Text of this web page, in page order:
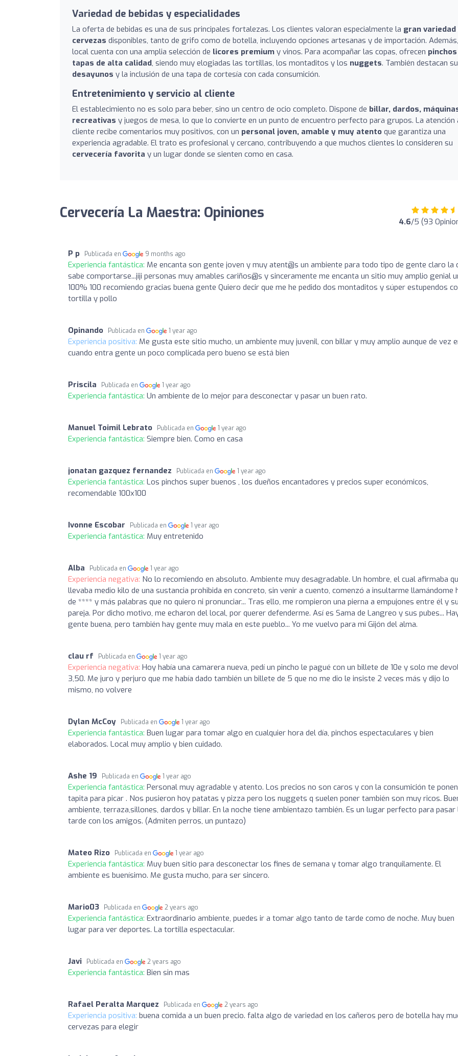
Variedad de bebidas y especialidades
La oferta de bebidas es una de sus principales fortalezas. Los clientes valoran especialmente la gran variedad
cervezas disponibles, tanto de grifo como de botella, incluyendo opciones artesanas y de importación.
local cuenta con una amplia selección de licores premium y vinos. Para acompañar las copas, ofrecen
tapas de alta calidad, siendo muy elogiadas las tortillas, los montaditos y los nuggets. También destacan
desayunos y la inclusión de una tapa de cortesía con cada consumición.
Entretenimiento y servicio al cliente
El establecimiento no es solo para beber, sino un centro de ocio completo. Dispone de billar, dardos,
recreativas y juegos de mesa, lo que lo convierte en un punto de encuentro perfecto para grupos. La atención
cliente recibe comentarios muy positivos, con un personal joven, amable y muy atento que garantiza una
experiencia agradable. El trato es profesional y cercano, contribuyendo a que muchos clientes lo consideren su
cervecería favorita y un lugar donde se sienten como en casa.
Cervecería La Maestra: Opiniones 4.6/5 (93
P p Publicada en 9 months ago
Experiencia fantástica: Me encanta son gente joven y muy atent@s un ambiente para todo tipo de gente claro la
sabe comportarse...jiji personas muy amables cariños@s y sinceramente me encanta un sitio muy amplio genial
100% 100 recomiendo gracias buena gente Quiero decir que me he pedido dos montaditos y súper estupendos
tortilla y pollo
Opinando Publicada en 1 year ago
Experiencia positiva: Me gusta este sitio mucho, un ambiente muy juvenil, con billar y muy amplio aunque de vez
cuando entra gente un poco complicada pero bueno se está bien
Priscila Publicada en 1 year ago
Experiencia fantástica: Un ambiente de lo mejor para desconectar y pasar un buen rato.
Manuel Toimil Lebrato Publicada en 1 year ago
Experiencia fantástica: Siempre bien. Como en casa
jonatan gazquez fernandez Publicada en 1 year ago
Experiencia fantástica: Los pinchos super buenos , los dueños encantadores y precios super económicos,
recomendable 100x100
Ivonne Escobar Publicada en 1 year ago
Experiencia fantástica: Muy entretenido
Alba Publicada en 1 year ago
Experiencia negativa: No lo recomiendo en absoluto. Ambiente muy desagradable. Un hombre, el cual afirmaba
llevaba medio kilo de una sustancia prohibida en concreto, sin venir a cuento, comenzó a insultarme llamándome
de **** y más palabras que no quiero ni pronunciar... Tras ello, me rompieron una pierna a empujones entre él y su
pareja. Por dicho motivo, me echaron del local, por querer defenderme. Así es Sama de Langreo y sus pubes...
gente buena, pero también hay gente muy mala en este pueblo... Yo me vuelvo para mi Gijón del alma.
clau rf Publicada en 1 year ago
Experiencia negativa: Hoy había una camarera nueva, pedí un pincho le pagué con un billete de 10e y solo me
3,50. Me juro y perjuro que me había dado también un billete de 5 que no me dio le insiste 2 veces más y dijo lo
mismo, no volvere
Dylan McCoy Publicada en 1 year ago
Experiencia fantástica: Buen lugar para tomar algo en cualquier hora del día, pinchos espectaculares y bien
elaborados. Local muy amplio y bien cuidado.
Ashe 19 Publicada en 1 year ago
Experiencia fantástica: Personal muy agradable y atento. Los precios no son caros y con la consumición te
tapita para picar . Nos pusieron hoy patatas y pizza pero los nuggets q suelen poner también son muy ricos.
ambiente, terraza,sillones, dardos y billar. En la noche tiene ambientazo también. Es un lugar perfecto para pasar
tarde con los amigos. (Admiten perros, un puntazo)
Mateo Rizo Publicada en 1 year ago
Experiencia fantástica: Muy buen sitio para desconectar los fines de semana y tomar algo tranquilamente. El
ambiente es buenísimo. Me gusta mucho, para ser sincero.
Mario03 Publicada en 2 years ago
Experiencia fantástica: Extraordinario ambiente, puedes ir a tomar algo tanto de tarde como de noche. Muy buen
lugar para ver deportes. La tortilla espectacular.
Javi Publicada en 2 years ago
Experiencia fantástica: Bien sin mas
Rafael Peralta Marquez Publicada en 2 years ago
Experiencia positiva: buena comida a un buen precio. falta algo de variedad en los cañeros pero de botella hay
cervezas para elegir